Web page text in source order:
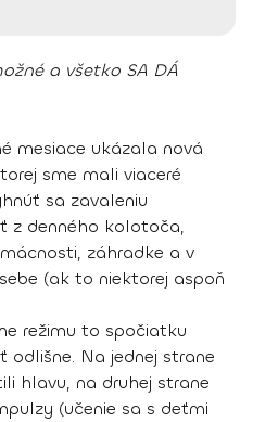
a všetko SA DÁ
mesiace ukázala nová
sme mali viaceré
sa zavaleniu
z denného kolotoča,
záhradke a v
(ak to niektorej aspoň
režimu to spočiatku
Na jednej strane
hlavu, na druhej strane
(učenie sa s deťmi